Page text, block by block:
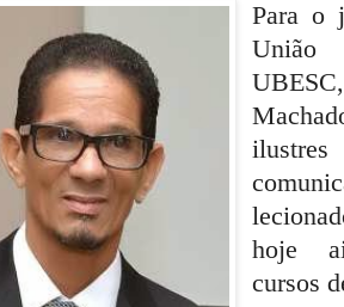
Para o
União
hoje
cursos